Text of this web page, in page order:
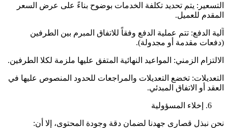
التسعير: يتم تحديد تكلفة الخدمات بوضوح بناءً على عرض السعر
المقدم للعميل.
آلية الدفع: تتم عملية الدفع وفقاً للاتفاق المبرم بين الطرفين
(دفعات مقدمة أو مجدولة).
الالتزام الزمني: المواعيد النهائية المتفق عليها ملزمة لكلا الطرفين.
التعديلات: تخضع التعديلات والمراجعات للحدود المنصوص عليها في
العقد أو الاتفاق المبدئي.
إخلاء المسؤولية
نحن نبذل قصارى جهدنا لضمان دقة وجودة المحتوى، إلا أن: